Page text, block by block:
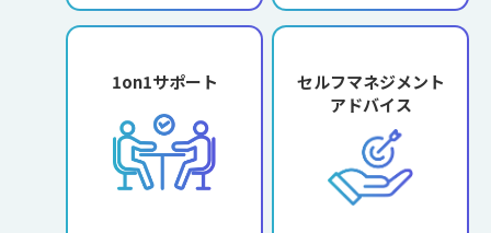
1on1サポート
セルフマネジメント
アドバイス